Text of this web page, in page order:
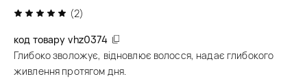
(2)
код товару vhz0374
Глибоко зволожує, відновлює волосся, надає глибокого
живлення протягом дня.